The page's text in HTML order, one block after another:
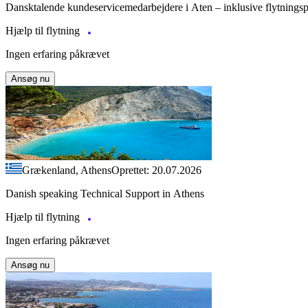
Dansktalende kundeservicemedarbejdere i Aten – inklusive
Hjælp til flytning
Ingen erfaring påkrævet
Ansøg nu
Grækenland, AthensOprettet: 20.07.2026
Danish speaking Technical Support in Athens
Hjælp til flytning
Ingen erfaring påkrævet
Ansøg nu